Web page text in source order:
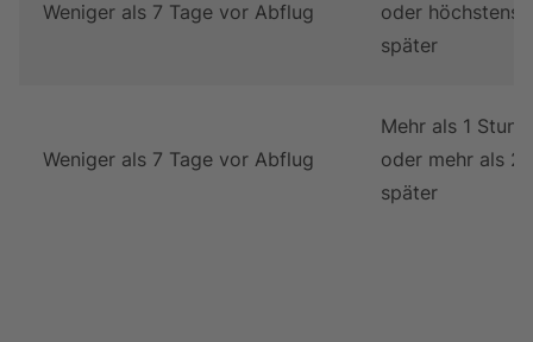
Weniger als 7 Tage vor Abflug
oder höchstens
später
Weniger als 7 Tage vor Abflug
Mehr als 1
oder mehr als 2
später